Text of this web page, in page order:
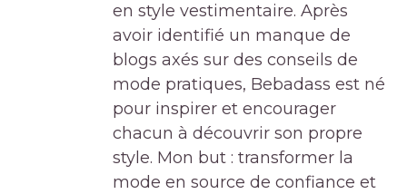
en style vestimentaire. Après
avoir identifié un manque de
blogs axés sur des conseils de
mode pratiques, Bebadass est né
pour inspirer et encourager
chacun à découvrir son propre
style. Mon but : transformer la
mode en source de confiance et